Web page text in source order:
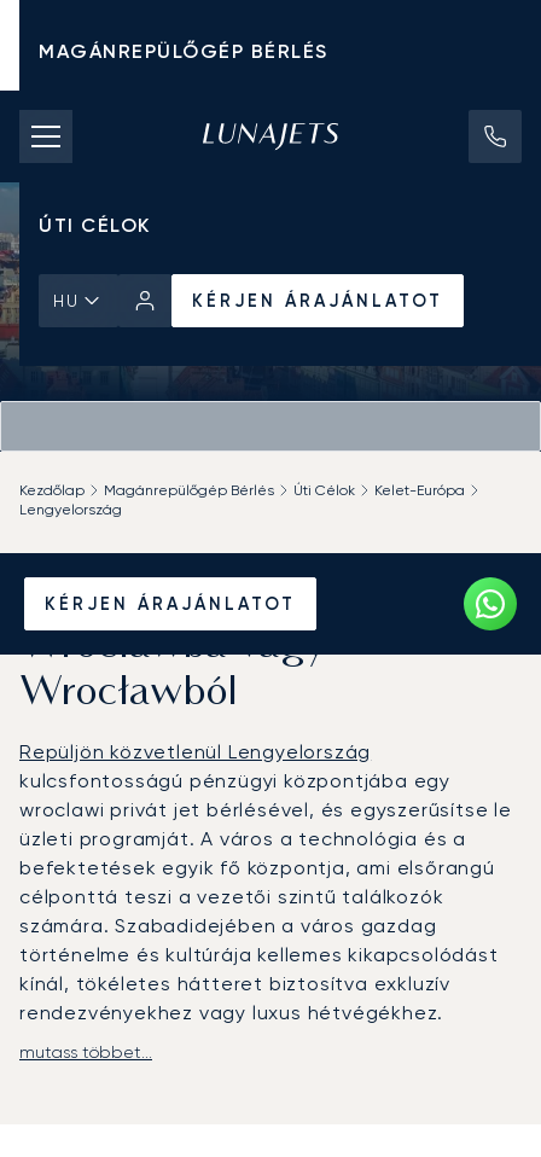
MAGÁNREPÜLŐGÉP BÉRLÉS
CHARTER ÁRAK
MAGÁNREPÜLŐGÉPEK
ÚTI CÉLOK
HU KÉRJEN ÁRAJÁNLATOT
KÉRJEN ÁRAJÁNLATOT
Kezdőlap Magánrepülőgép Bérlés Úti Célok
Kelet-Európa
Lengyelország
Béreljen magánrepülőt
Wrocławba vagy
Wrocławból
Repüljön közvetlenül Lengyelország
kulcsfontosságú pénzügyi központjába egy
wroclawi privát jet bérlésével, és egyszerűsítse le
üzleti programját. A város a technológia és a
befektetések egyik fő központja, ami elsőrangú
célponttá teszi a vezetői szintű találkozók
számára. Szabadidejében a város gazdag
történelme és kultúrája kellemes kikapcsolódást
kínál, tökéletes hátteret biztosítva exkluzív
rendezvényekhez vagy luxus hétvégékhez.
Utazását pontosan az Ön időbeosztásához
mutass többet...